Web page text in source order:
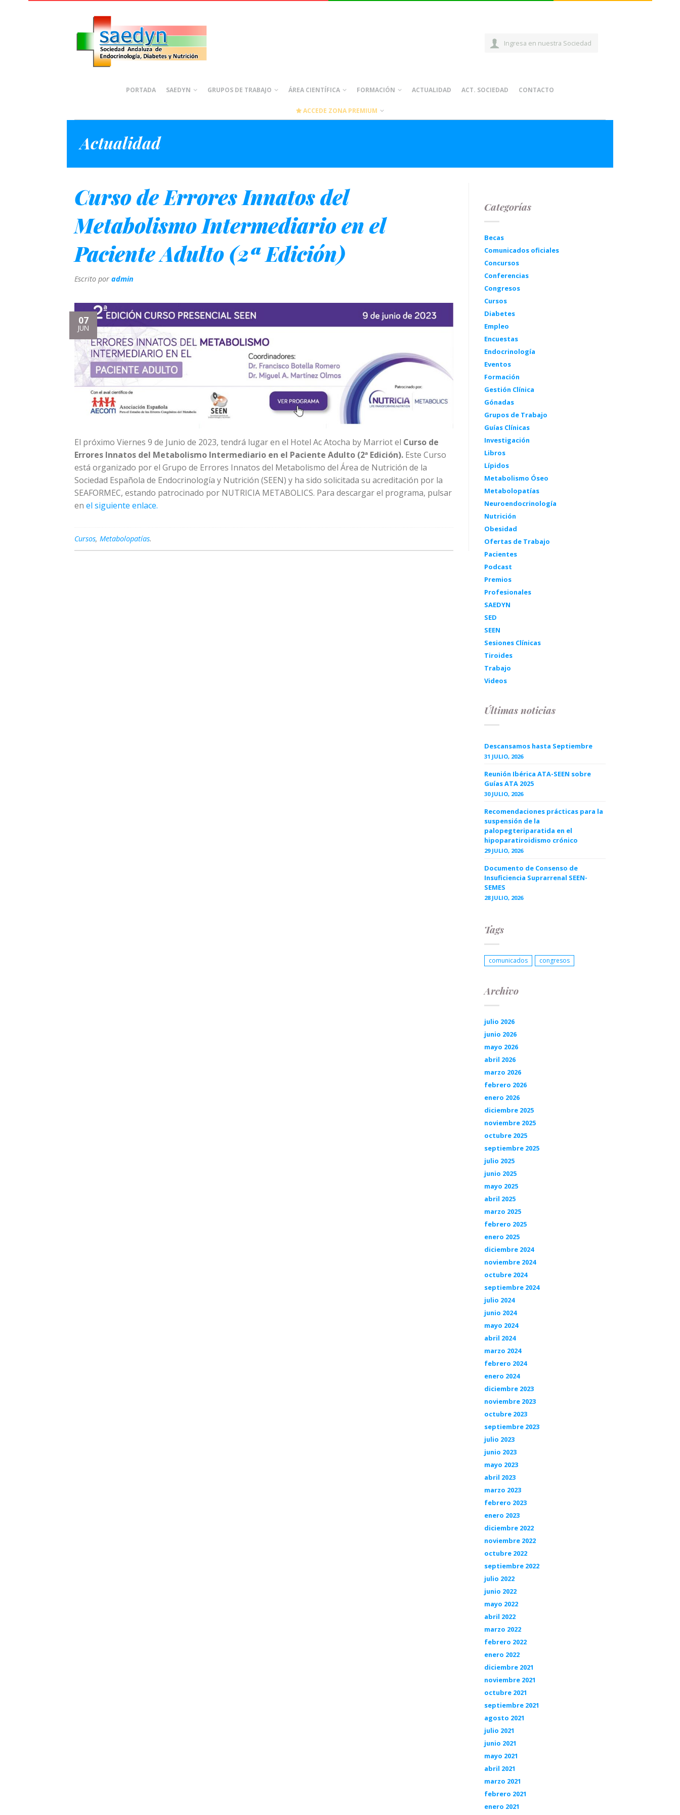
Ingresa en nuestra Sociedad
PORTADA SAEDYN GRUPOS DE TRABAJO ÁREA CIENTÍFICA FORMACIÓN ACTUALIDAD ACT. SOCIEDAD CONTACTO
ACCEDE ZONA PREMIUM
Actualidad
Curso de Errores Innatos del
Metabolismo Intermediario en el
Paciente Adulto (2ª Edición)
Escrito por admin
07
JUN
El próximo Viernes 9 de Junio de 2023, tendrá lugar en el Hotel Ac Atocha by Marriot el Curso de
Errores Innatos del Metabolismo Intermediario en el Paciente Adulto (2ª Edición). Este Curso
está organizado por el Grupo de Errores Innatos del Metabolismo del Área de Nutrición de la
Sociedad Española de Endocrinología y Nutrición (SEEN) y ha sido solicitada su acreditación por la
SEAFORMEC, estando patrocinado por NUTRICIA METABOLICS. Para descargar el programa, pulsar
en el siguiente enlace.
Cursos, Metabolopatías.
Categorías
Becas
Comunicados oficiales
Concursos
Conferencias
Congresos
Cursos
Diabetes
Empleo
Encuestas
Endocrinología
Eventos
Formación
Gestión Clínica
Gónadas
Grupos de Trabajo
Guías Clínicas
Investigación
Libros
Lípidos
Metabolismo Óseo
Metabolopatías
Neuroendocrinología
Nutrición
Obesidad
Ofertas de Trabajo
Pacientes
Podcast
Premios
Profesionales
SAEDYN
SED
SEEN
Sesiones Clínicas
Tiroides
Trabajo
Videos
Últimas noticias
Descansamos hasta Septiembre
31 JULIO, 2026
Reunión Ibérica ATA-SEEN sobre
Guías ATA 2025
30 JULIO, 2026
Recomendaciones prácticas para la
suspensión de la
palopegteriparatida en el
hipoparatiroidismo crónico
29 JULIO, 2026
Documento de Consenso de
Insuficiencia Suprarrenal SEEN-
SEMES
28 JULIO, 2026
Tags
comunicados congresos
Archivo
julio 2026
junio 2026
mayo 2026
abril 2026
marzo 2026
febrero 2026
enero 2026
diciembre 2025
noviembre 2025
octubre 2025
septiembre 2025
julio 2025
junio 2025
mayo 2025
abril 2025
marzo 2025
febrero 2025
enero 2025
diciembre 2024
noviembre 2024
octubre 2024
septiembre 2024
julio 2024
junio 2024
mayo 2024
abril 2024
marzo 2024
febrero 2024
enero 2024
diciembre 2023
noviembre 2023
octubre 2023
septiembre 2023
julio 2023
junio 2023
mayo 2023
abril 2023
marzo 2023
febrero 2023
enero 2023
diciembre 2022
noviembre 2022
octubre 2022
septiembre 2022
julio 2022
junio 2022
mayo 2022
abril 2022
marzo 2022
febrero 2022
enero 2022
diciembre 2021
noviembre 2021
octubre 2021
septiembre 2021
agosto 2021
julio 2021
junio 2021
mayo 2021
abril 2021
marzo 2021
febrero 2021
enero 2021